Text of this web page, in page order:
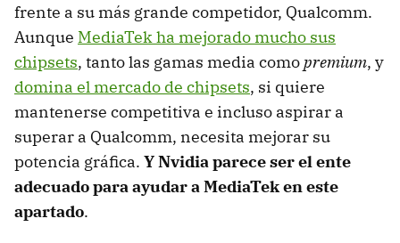
frente a su más grande competidor, Qualcomm.
Aunque MediaTek ha mejorado mucho sus
chipsets, tanto las gamas media comopremium, y
domina el mercado de chipsets, si quiere
mantenerse competitiva e incluso aspirar a
superar a Qualcomm, necesita mejorar su
potencia gráfica. Y Nvidia parece ser el ente
adecuado para ayudar a MediaTek en este
apartado.